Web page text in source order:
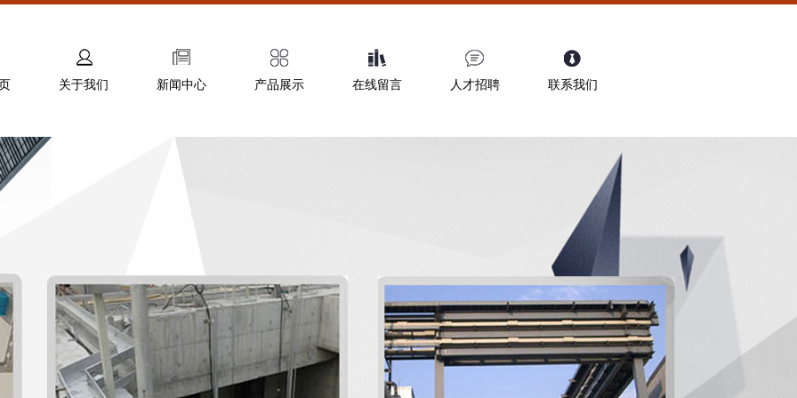
关于我们 新闻中心 产品展示 在线留言 人才招聘 联系我们